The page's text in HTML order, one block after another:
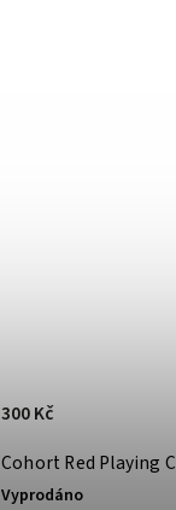
Cohort Red Playing
Vyprodáno
300 Kč